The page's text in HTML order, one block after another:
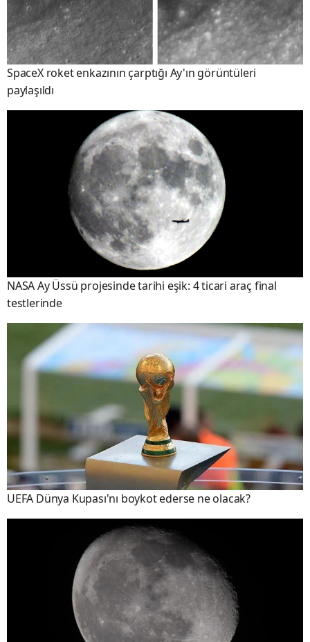
SpaceX roket enkazının çarptığı Ay'ın görüntüleri
paylaşıldı
NASA Ay Üssü projesinde tarihi eşik: 4 ticari araç final
testlerinde
UEFA Dünya Kupası'nı boykot ederse ne olacak?